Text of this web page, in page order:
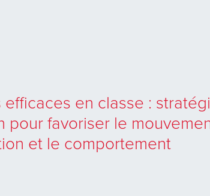
efficaces en classe :
pour favoriser le
et le comportement